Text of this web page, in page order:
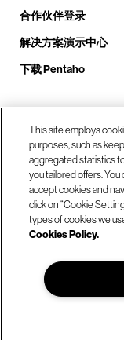
合作伙伴登录
解决方案演示中心
下载 Pentaho
致电
© Hitachi Vantara
This site employs
purposes, such as
aggregated statistics
you tailored offers.
accept cookies and
click on “Cookie
types of cookies we
Cookies Policy.